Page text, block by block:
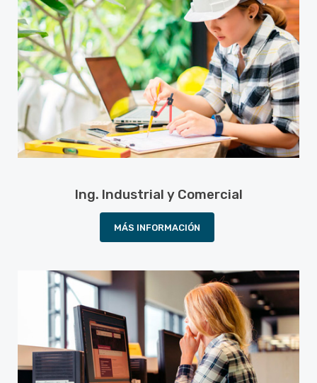
Ing. Industrial y Comercial
MÁS INFORMACIÓN